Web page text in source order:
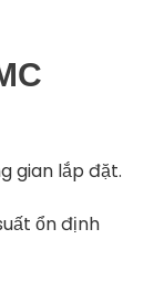
gian lắp đặt.
ổn định